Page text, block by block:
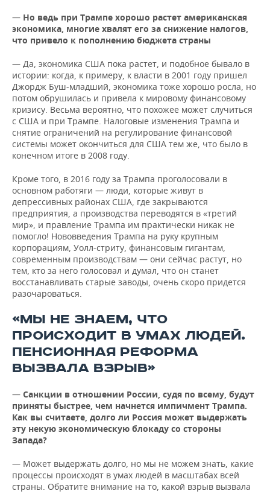
— Но ведь при Трампе хорошо растет американская
экономика, многие хвалят его за снижение налогов,
что привело к пополнению бюджета страны
— Да, экономика США пока растет, и подобное бывало в
истории: когда, к примеру, к власти в 2001 году пришел
Джордж Буш-младший, экономика тоже хорошо росла, но
потом обрушилась и привела к мировому финансовому
кризису. Весьма вероятно, что похожее может случиться
с США и при Трампе. Налоговые изменения Трампа и
снятие ограничений на регулирование финансовой
системы может окончиться для США тем же, что было в
конечном итоге в 2008 году.
Кроме того, в 2016 году за Трампа проголосовали в
основном работяги — люди, которые живут в
депрессивных районах США, где закрываются
предприятия, а производства переводятся в «третий
мир», и правление Трампа им практически никак не
помогло! Нововведения Трампа на руку крупным
корпорациям, Уолл-стриту, финансовым гигантам,
современным производствам — они сейчас растут, но
тем, кто за него голосовал и думал, что он станет
восстанавливать старые заводы, очень скоро придется
разочароваться.
«МЫ НЕ ЗНАЕМ, ЧТО
ПРОИСХОДИТ В УМАХ ЛЮДЕЙ.
ПЕНСИОННАЯ РЕФОРМА
ВЫЗВАЛА ВЗРЫВ»
— Санкции в отношении России, судя по всему, будут
приняты быстрее, чем начнется импичмент Трампа.
Как вы считаете, долго ли Россия может выдержать
эту некую экономическую блокаду со стороны
Запада?
— Может выдержать долго, но мы не можем знать, какие
процессы происходят в умах людей в масштабах всей
страны. Обратите внимание на то, какой взрыв вызвала